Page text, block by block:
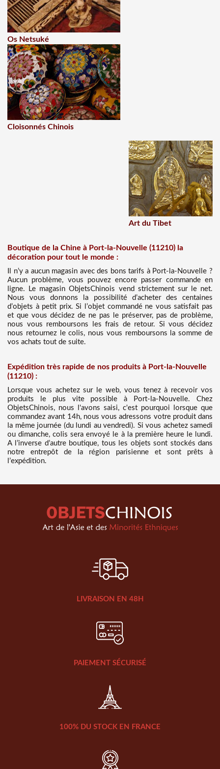
Os Netsuké
Cloisonnés Chinois
Art du Tibet
Boutique de la Chine à Port-la-Nouvelle (11210) la
décoration pour tout le monde :
Il n’y a aucun magasin avec des bons tarifs à Port-la-Nouvelle ?
Aucun problème, vous pouvez encore passer commande en
ligne. Le magasin ObjetsChinois vend strictement sur le net.
Nous vous donnons la possibilité d’acheter des centaines
d’objets à petit prix. Si l’objet commandé ne vous satisfait pas
et que vous décidez de ne pas le préserver, pas de problème,
nous vous remboursons les frais de retour. Si vous décidez
nous retournez le colis, nous vous remboursons la somme de
vos achats tout de suite.
Expédition très rapide de nos produits à Port-la-Nouvelle
(11210) :
Lorsque vous achetez sur le web, vous tenez à recevoir vos
produits le plus vite possible à Port-la-Nouvelle. Chez
ObjetsChinois, nous l'avons saisi, c'est pourquoi lorsque que
commandez avant 14h, nous vous adressons votre produit dans
la même journée (du lundi au vendredi). Si vous achetez samedi
ou dimanche, colis sera envoyé le à la première heure le lundi.
A l’inverse d’autre boutique, tous les objets sont stockés dans
notre entrepôt de la région parisienne et sont prêts à
l’expédition.
LIVRAISON EN 48H
PAIEMENT SÉCURISÉ
100% DU STOCK EN FRANCE